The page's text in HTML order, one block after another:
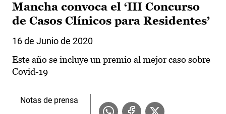
Mancha convoca el ‘III Concurso
de Casos Clínicos para Residentes’
16 de Junio de 2020
Este año se incluye un premio al mejor caso sobre
Covid-19
Notas de prensa